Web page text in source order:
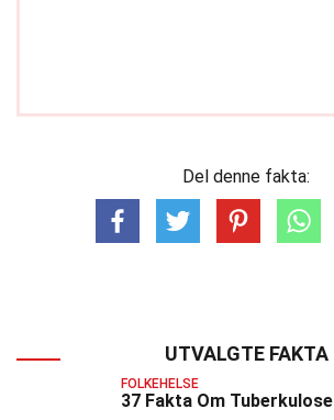
Del denne fakta:
UTVALGTE FAKTA
FOLKEHELSE
37 Fakta Om Tuberkulose